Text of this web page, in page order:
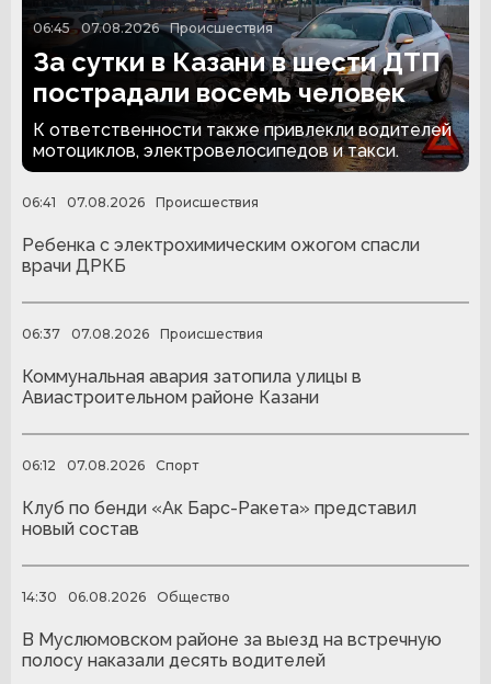
06:45 07.08.2026 Происшествия
За сутки в Казани в шести ДТП
пострадали восемь человек
К ответственности также привлекли водителей
мотоциклов, электровелосипедов и такси.
06:41 07.08.2026 Происшествия
Ребенка с электрохимическим ожогом спасли
врачи ДРКБ
06:37 07.08.2026 Происшествия
Коммунальная авария затопила улицы в
Авиастроительном районе Казани
06:12 07.08.2026 Спорт
Клуб по бенди «Ак Барс-Ракета» представил
новый состав
14:30 06.08.2026 Общество
В Муслюмовском районе за выезд на встречную
полосу наказали десять водителей